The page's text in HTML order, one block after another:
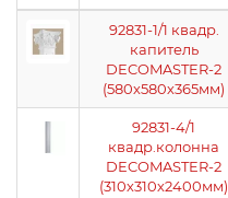
92831-1/1 квадр.
капитель
DECOMASTER-2
(580х580х365мм)
92831-4/1
квадр.колонна
DECOMASTER-2
(310х310х2400мм)